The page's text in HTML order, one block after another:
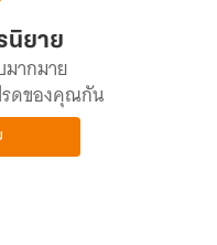
นิยาย
มากมาย
รดของคุณกัน